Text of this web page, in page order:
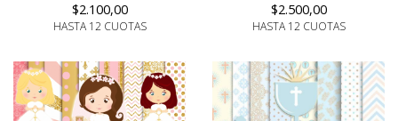
$2.100,00
HASTA 12 CUOTAS
$2.500,00
HASTA 12 CUOTAS